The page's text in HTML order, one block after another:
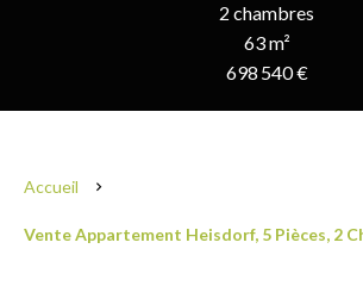
2 chambres
63 m²
698 540 €
Accueil
Vente Appartement Heisdorf, 5 Pièces, 2